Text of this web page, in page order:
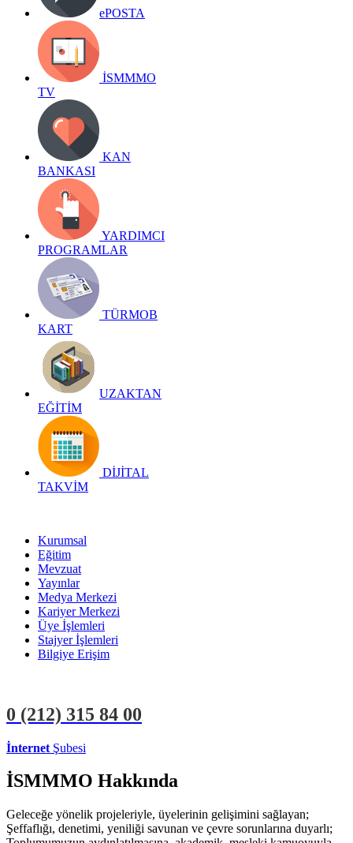
ePOSTA
İSMMMO
TV
KAN
BANKASI
YARDIMCI
PROGRAMLAR
TÜRMOB
KART
UZAKTAN
EĞİTİM
DİJİTAL
TAKVİM
Kurumsal
Eğitim
Mevzuat
Yayınlar
Medya Merkezi
Kariyer Merkezi
Üye İşlemleri
Stajyer İşlemleri
Bilgiye Erişim
0 (212) 315 84 00
İnternet Şubesi
İSMMMO Hakkında
Geleceğe yönelik projeleriyle, üyelerinin gelişimini sağlayan;
Şeffaflığı, denetimi, yeniliği savunan ve çevre sorunlarına duyarlı;